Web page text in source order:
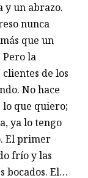
y un abrazo.
nunca
que un
Pero la
clientes de los
No hace
lo que quiero;
ya lo tengo
El primer
frío y las
bocados. El…